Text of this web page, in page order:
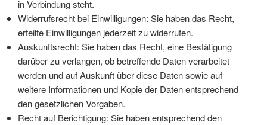
in Verbindung steht.
Widerrufsrecht bei Einwilligungen: Sie haben das Recht,
erteilte Einwilligungen jederzeit zu widerrufen.
Auskunftsrecht: Sie haben das Recht, eine Bestätigung
darüber zu verlangen, ob betreffende Daten verarbeitet
werden und auf Auskunft über diese Daten sowie auf
weitere Informationen und Kopie der Daten entsprechend
den gesetzlichen Vorgaben.
Recht auf Berichtigung: Sie haben entsprechend den